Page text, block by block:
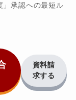
」承認への最短ル
資料請
求する